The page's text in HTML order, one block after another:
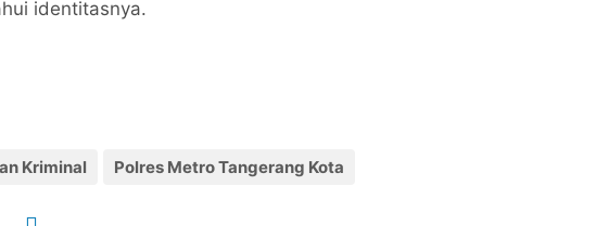
identitasnya.
Kriminal Polres Metro Tangerang Kota